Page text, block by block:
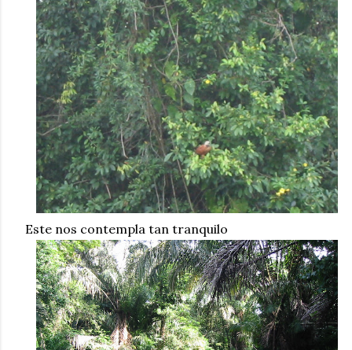
Este nos contempla tan tranquilo